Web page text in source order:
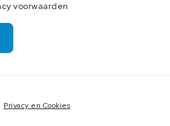
voorwaarden
Privacy en Cookies